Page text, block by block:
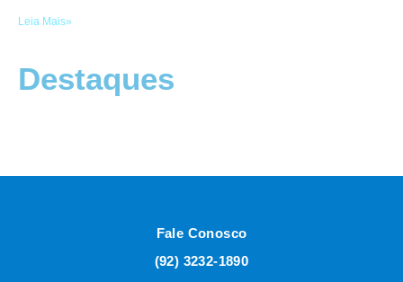
Leia Mais»
Destaques
Fale Conosco
(92) 3232-1890